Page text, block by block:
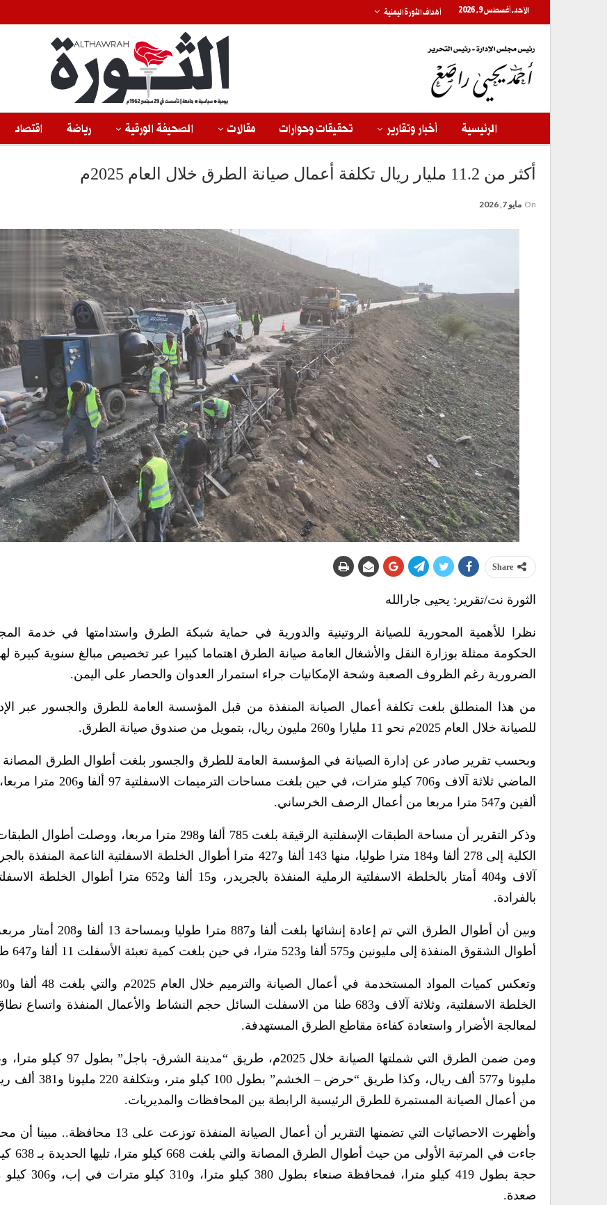
الأحد, أغسطس 9, 2026 أهداف الثورة اليمنية
الرئيسية أخبار وتقارير تحقيقات وحوارات مقالات الصحيفة الورقية رياضة اقتصاد
أكثر من 11.2 مليار ريال تكلفة أعمال صيانة الطرق خلال العام 2025م
On مايو 7, 2026
Share
الثورة نت/تقرير: يحيى جارالله
نظرا للأهمية المحورية للصيانة الروتينية والدورية في حماية شبكة الطرق واستدامتها في خدمة
الحكومة ممثلة بوزارة النقل والأشغال العامة صيانة الطرق اهتماما كبيرا عبر تخصيص مبالغ سنوية كبيرة
الضرورية رغم الظروف الصعبة وشحة الإمكانيات جراء استمرار العدوان والحصار على اليمن.
من هذا المنطلق بلغت تكلفة أعمال الصيانة المنفذة من قبل المؤسسة العامة للطرق والجسور عبر
للصيانة خلال العام 2025م نحو 11 مليارا و260 مليون ريال، بتمويل من صندوق صيانة الطرق.
وبحسب تقرير صادر عن إدارة الصيانة في المؤسسة العامة للطرق والجسور بلغت أطوال الطرق المصانة
الماضي ثلاثة آلاف و706 كيلو مترات، في حين بلغت
ألفين و547 مترا مربعا من أعمال الرصف الخرساني.
وذكر التقرير أن مساحة الطبقات الإسفلتية الرقيقة بلغت 785 ألفا و298 مترا مربعا،
الكلية إلى 278 ألفا و184 مترا طوليا، منها 143 ألفا و427 مترا أطوال الخلطة الاسفلتية الناعمة
آلاف و404 أمتار بالخلطة الاسفلتية الرملية المنفذة بالجريدر، و15 ألفا و652
بالفرادة.
وبين أن أطوال الطرق التي تم إعادة إنشائها بلغت
أطوال الشقوق المنفذة إلى مليونين و575 ألفا و523 مترا، في حين بلغت كمية تعبئة الأسفلت 11 ألفا و647 طنا.
الخلطة الاسفلتية، وثلاثة آلاف و683 طنا من الاسفلت السائل حجم النشاط والأعمال المنفذة
لمعالجة الأضرار واستعادة كفاءة مقاطع الطرق المستهدفة.
مليونا و577 ألف ريال، وكذا طريق “حرض
من أعمال الصيانة المستمرة للطرق الرئيسية الرابطة بين المحافظات والمديريات.
وأظهرت الاحصائيات التي تضمنها التقرير أن أعمال الصيانة المنفذة توزعت
جاءت في
حجة بطول 419 كيلو مترا،
صعدة.